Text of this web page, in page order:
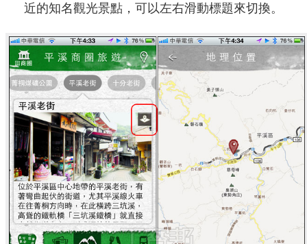
近的知名觀光景點，可以左右滑動標題來切換。